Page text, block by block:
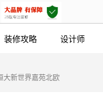
装修攻略 设计师
大新世界嘉苑北欧